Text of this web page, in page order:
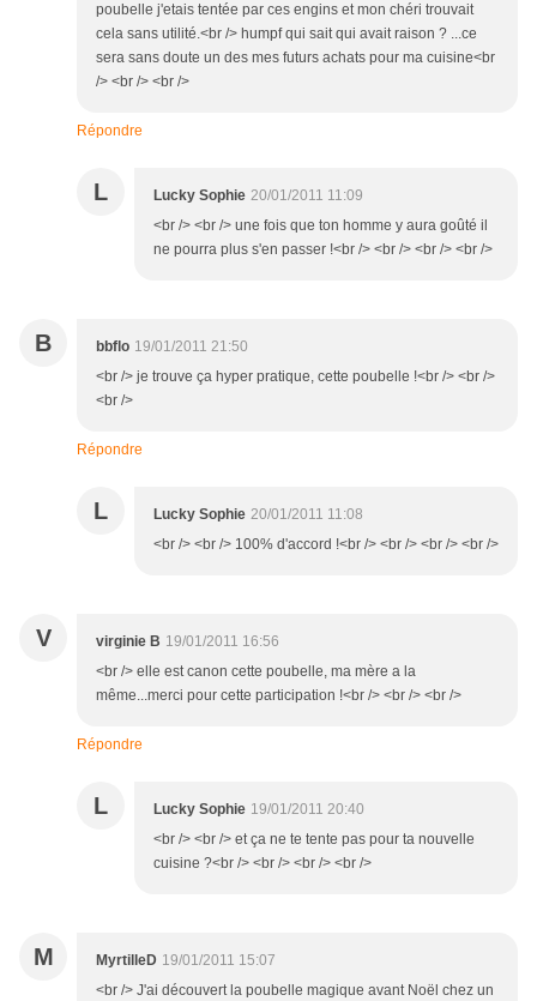
poubelle j'etais tentée par ces engins et mon chéri trouvait
cela sans utilité.<br /> humpf qui sait qui avait raison ? ...ce
sera sans doute un des mes futurs achats pour ma cuisine<br
/> <br /> <br />
Répondre
L Lucky Sophie 20/01/2011 11:09
<br /> <br /> une fois que ton homme y aura goûté il
ne pourra plus s'en passer !<br /> <br /> <br /> <br />
B bbflo 19/01/2011 21:50
<br /> je trouve ça hyper pratique, cette poubelle !<br /> <br />
<br />
Répondre
L Lucky Sophie 20/01/2011 11:08
<br /> <br /> 100% d'accord !<br /> <br /> <br /> <br />
V virginie B 19/01/2011 16:56
<br /> elle est canon cette poubelle, ma mère a la
même...merci pour cette participation !<br /> <br /> <br />
Répondre
L Lucky Sophie 19/01/2011 20:40
<br /> <br /> et ça ne te tente pas pour ta nouvelle
cuisine ?<br /> <br /> <br /> <br />
M MyrtilleD 19/01/2011 15:07
<br /> J'ai découvert la poubelle magique avant Noël chez un